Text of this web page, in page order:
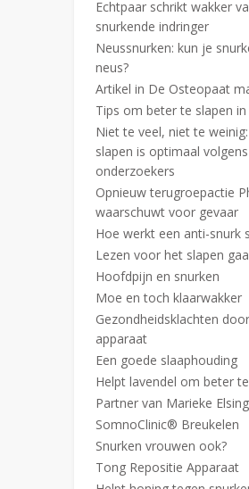
Echtpaar schrikt wakker
snurkende indringer
Neussnurken: kun je
neus?
Artikel in De Osteopaat
Tips om beter te slapen
Niet te veel, niet te
slapen is optimaal volgens
onderzoekers
Opnieuw terugroepactie
waarschuwt voor gevaar
Hoe werkt een anti-snurk
Lezen voor het slapen
Hoofdpijn en snurken
Moe en toch klaarwakker
Gezondheidsklachten
apparaat
Een goede slaaphouding
Helpt lavendel om beter
Partner van Marieke
SomnoClinic® Breukelen
Snurken vrouwen ook?
Tong Repositie Apparaat